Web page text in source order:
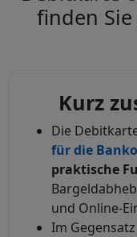
finden
Kurz
Die
fürdie
praktische
und Online-
Im